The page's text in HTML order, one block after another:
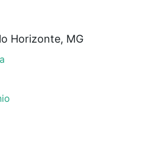
R$ 0 e com nossas
processo de compra,
Loft, com você
Horizonte, MG